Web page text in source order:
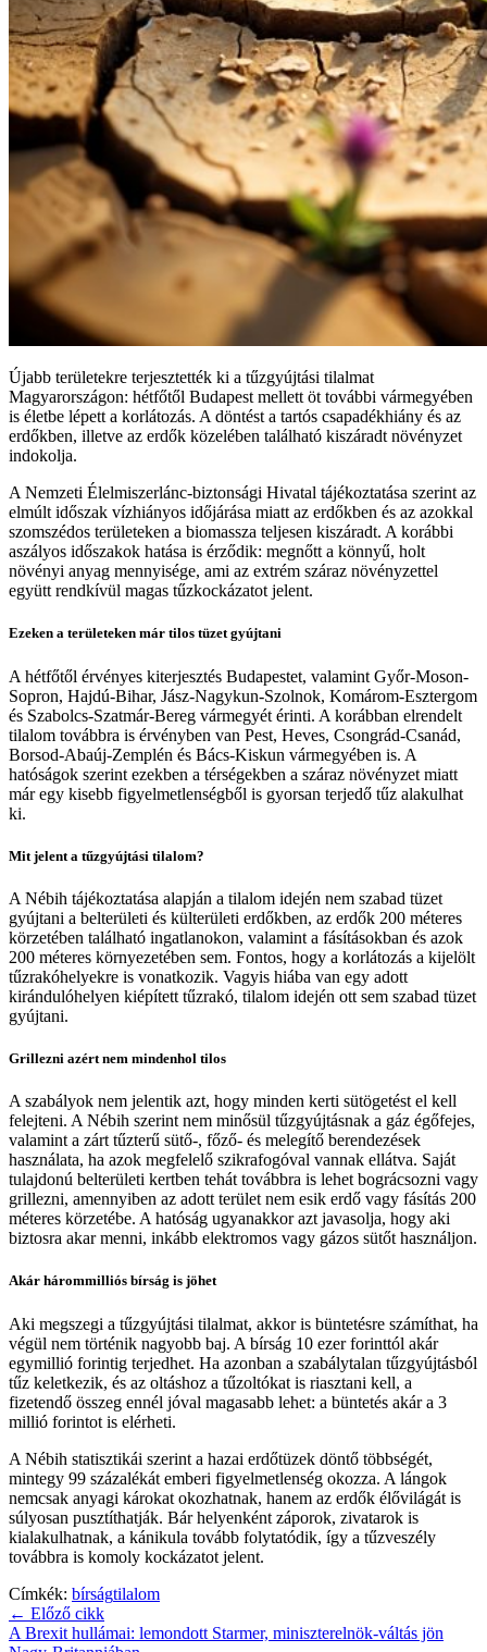
Újabb területekre terjesztették ki a tűzgyújtási tilalmat
Magyarországon: hétfőtől Budapest mellett öt további vármegyében
is életbe lépett a korlátozás. A döntést a tartós csapadékhiány és az
erdőkben, illetve az erdők közelében található kiszáradt növényzet
indokolja.
A Nemzeti Élelmiszerlánc-biztonsági Hivatal tájékoztatása szerint az
elmúlt időszak vízhiányos időjárása miatt az erdőkben és az azokkal
szomszédos területeken a biomassza teljesen kiszáradt. A korábbi
aszályos időszakok hatása is érződik: megnőtt a könnyű, holt
növényi anyag mennyisége, ami az extrém száraz növényzettel
együtt rendkívül magas tűzkockázatot jelent.
Ezeken a területeken már tilos tüzet gyújtani
A hétfőtől érvényes kiterjesztés Budapestet, valamint Győr-Moson-
Sopron, Hajdú-Bihar, Jász-Nagykun-Szolnok, Komárom-Esztergom
és Szabolcs-Szatmár-Bereg vármegyét érinti. A korábban elrendelt
tilalom továbbra is érvényben van Pest, Heves, Csongrád-Csanád,
Borsod-Abaúj-Zemplén és Bács-Kiskun vármegyében is. A
hatóságok szerint ezekben a térségekben a száraz növényzet miatt
már egy kisebb figyelmetlenségből is gyorsan terjedő tűz alakulhat
ki.
Mit jelent a tűzgyújtási tilalom?
A Nébih tájékoztatása alapján a tilalom idején nem szabad tüzet
gyújtani a belterületi és külterületi erdőkben, az erdők 200 méteres
körzetében található ingatlanokon, valamint a fásításokban és azok
200 méteres környezetében sem. Fontos, hogy a korlátozás a kijelölt
tűzrakóhelyekre is vonatkozik. Vagyis hiába van egy adott
kirándulóhelyen kiépített tűzrakó, tilalom idején ott sem szabad tüzet
gyújtani.
Grillezni azért nem mindenhol tilos
A szabályok nem jelentik azt, hogy minden kerti sütögetést el kell
felejteni. A Nébih szerint nem minősül tűzgyújtásnak a gáz égőfejes,
valamint a zárt tűzterű sütő-, főző- és melegítő berendezések
használata, ha azok megfelelő szikrafogóval vannak ellátva. Saját
tulajdonú belterületi kertben tehát továbbra is lehet bográcsozni vagy
grillezni, amennyiben az adott terület nem esik erdő vagy fásítás 200
méteres körzetébe. A hatóság ugyanakkor azt javasolja, hogy aki
biztosra akar menni, inkább elektromos vagy gázos sütőt használjon.
Akár hárommilliós bírság is jöhet
Aki megszegi a tűzgyújtási tilalmat, akkor is büntetésre számíthat, ha
végül nem történik nagyobb baj. A bírság 10 ezer forinttól akár
egymillió forintig terjedhet. Ha azonban a szabálytalan tűzgyújtásból
tűz keletkezik, és az oltáshoz a tűzoltókat is riasztani kell, a
fizetendő összeg ennél jóval magasabb lehet: a büntetés akár a 3
millió forintot is elérheti.
A Nébih statisztikái szerint a hazai erdőtüzek döntő többségét,
mintegy 99 százalékát emberi figyelmetlenség okozza. A lángok
nemcsak anyagi károkat okozhatnak, hanem az erdők élővilágát is
súlyosan pusztíthatják. Bár helyenként záporok, zivatarok is
kialakulhatnak, a kánikula tovább folytatódik, így a tűzveszély
továbbra is komoly kockázatot jelent.
Címkék: bírságtilalom
← Előző cikk
A Brexit hullámai: lemondott Starmer, miniszterelnök-váltás jön